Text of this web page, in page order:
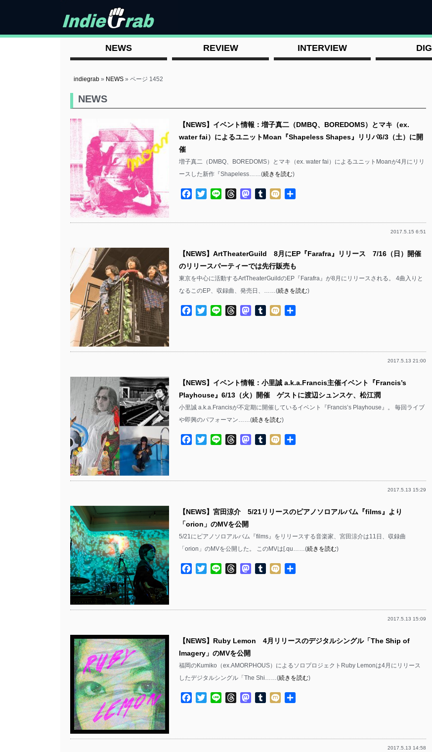
NEWS REVIEW INTERVIEW DIG
indiegrab » NEWS »ページ 1452
NEWS
【NEWS】イベント情報：増子真二（DMBQ、BOREDOMS）とマキ（ex.
water fai）によるユニットMoan『Shapeless Shapes』リリパ6/3（土）に開
催
増子真二（DMBQ、BOREDOMS）とマキ（ex. water fai）によるユニットMoanが4月にリリ
ースした新作『Shapeless……(続きを読む)
Facebook
TwitterLine ThreadsMastodon
TumblrMixi
2017.5.15 6:51
【NEWS】ArtTheaterGuild 8月にEP『Farafra』リリース 7/16（日）開催
のリリースパーティーでは先行販売も
東京を中心に活動するArtTheaterGuildのEP『Farafra』が8月にリリースされる。 4曲入りと
なるこのEP、収録曲、発売日、……(続きを読む)
Facebook
TwitterLine ThreadsMastodon
TumblrMixi
2017.5.13 21:00
【NEWS】イベント情報：小里誠 a.k.a.Francis主催イベント『Francis’s
Playhouse』6/13（火）開催 ゲストに渡辺シュンスケ、松江潤
小里誠 a.k.a.Francisが不定期に開催しているイベント『Francis’s Playhouse』。 毎回ライブ
や即興のパフォーマン……(続きを読む)
Facebook
TwitterLine ThreadsMastodon
TumblrMixi
2017.5.13 15:29
【NEWS】宮田涼介 5/21リリースのピアノソロアルバム『films』より
「orion」のMVを公開
5/21にピアノソロアルバム『films』をリリースする音楽家、宮田涼介は11日、収録曲
「orion」のMVを公開した。 このMVは[.qu……(続きを読む)
Facebook
TwitterLine ThreadsMastodon
TumblrMixi
2017.5.13 15:09
【NEWS】Ruby Lemon 4月リリースのデジタルシングル「The Ship of
Imagery」のMVを公開
福岡のKumiko（ex.AMORPHOUS）によるソロプロジェクトRuby Lemonは4月にリリース
したデジタルシングル「The Shi……(続きを読む)
Facebook
TwitterLine ThreadsMastodon
TumblrMixi
2017.5.13 14:58